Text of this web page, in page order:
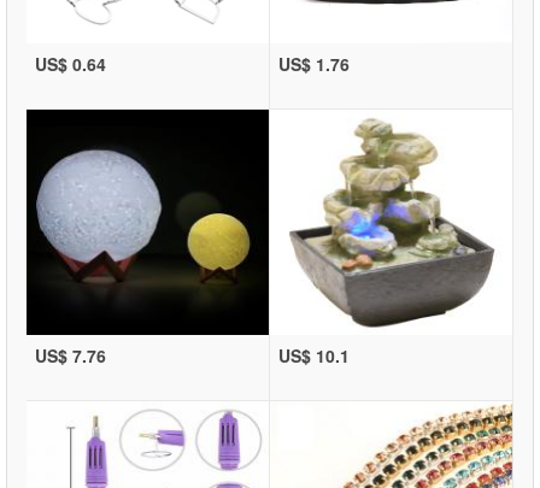
US$ 0.64 US$ 1.76
US$ 7.76 US$ 10.1